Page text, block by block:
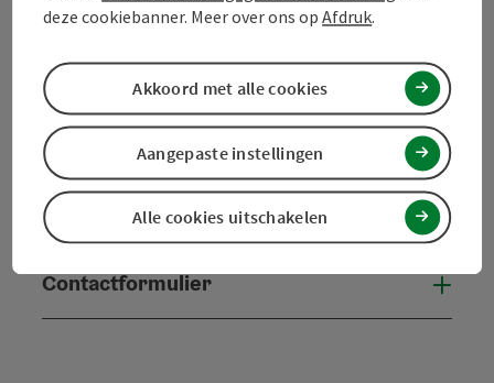
FacebookInstagramPinterestLinkedIn
Contactformulier
deze cookiebanner. Meer over ons opAfdruk.
Alle cookies uitschakelen
Aangepaste instellingen
Akkoord met alle cookies